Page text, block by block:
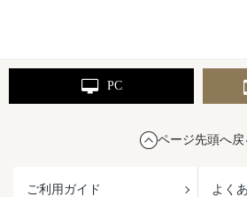
PC
ページ先頭へ戻
ご利用ガイド よく